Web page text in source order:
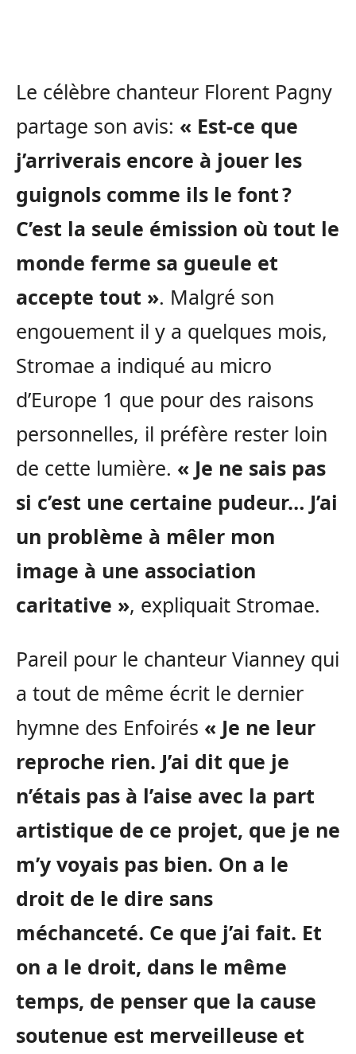
Le célèbre chanteur Florent Pagny
partage son avis: « Est-ce que
j’arriverais encore à jouer les
guignols comme ils le font ?
C’est la seule émission où tout le
monde ferme sa gueule et
accepte tout ». Malgré son
engouement il y a quelques mois,
Stromae a indiqué au micro
d’Europe 1 que pour des raisons
personnelles, il préfère rester loin
de cette lumière. « Je ne sais pas
si c’est une certaine pudeur… J’ai
un problème à mêler mon
image à une association
caritative », expliquait Stromae.
Pareil pour le chanteur Vianney qui
a tout de même écrit le dernier
hymne des Enfoirés « Je ne leur
reproche rien. J’ai dit que je
n’étais pas à l’aise avec la part
artistique de ce projet, que je ne
m’y voyais pas bien. On a le
droit de le dire sans
méchanceté. Ce que j’ai fait. Et
on a le droit, dans le même
temps, de penser que la cause
soutenue est merveilleuse et